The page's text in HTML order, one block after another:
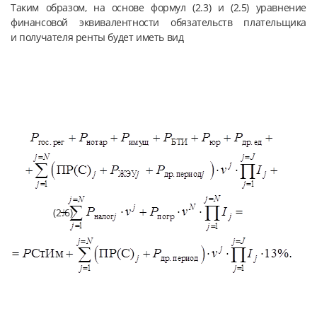
Таким образом, на основе формул (2.3) и (2.5) уравнение
финансовой эквивалентности обязательств плательщика
и получателя ренты будет иметь вид
(2.6)